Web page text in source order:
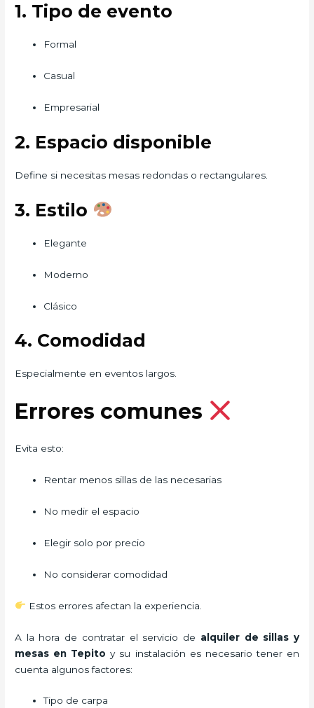
1. Tipo de evento
Formal
Casual
Empresarial
2. Espacio disponible
Define si necesitas mesas redondas o rectangulares.
3. Estilo
Elegante
Moderno
Clásico
4. Comodidad
Especialmente en eventos largos.
Errores comunes
Evita esto:
Rentar menos sillas de las necesarias
No medir el espacio
Elegir solo por precio
No considerar comodidad
Estos errores afectan la experiencia.
A la hora de contratar el servicio de alquiler de sillas y
mesas en Tepito y su instalación es necesario tener en
cuenta algunos factores:
Tipo de carpa